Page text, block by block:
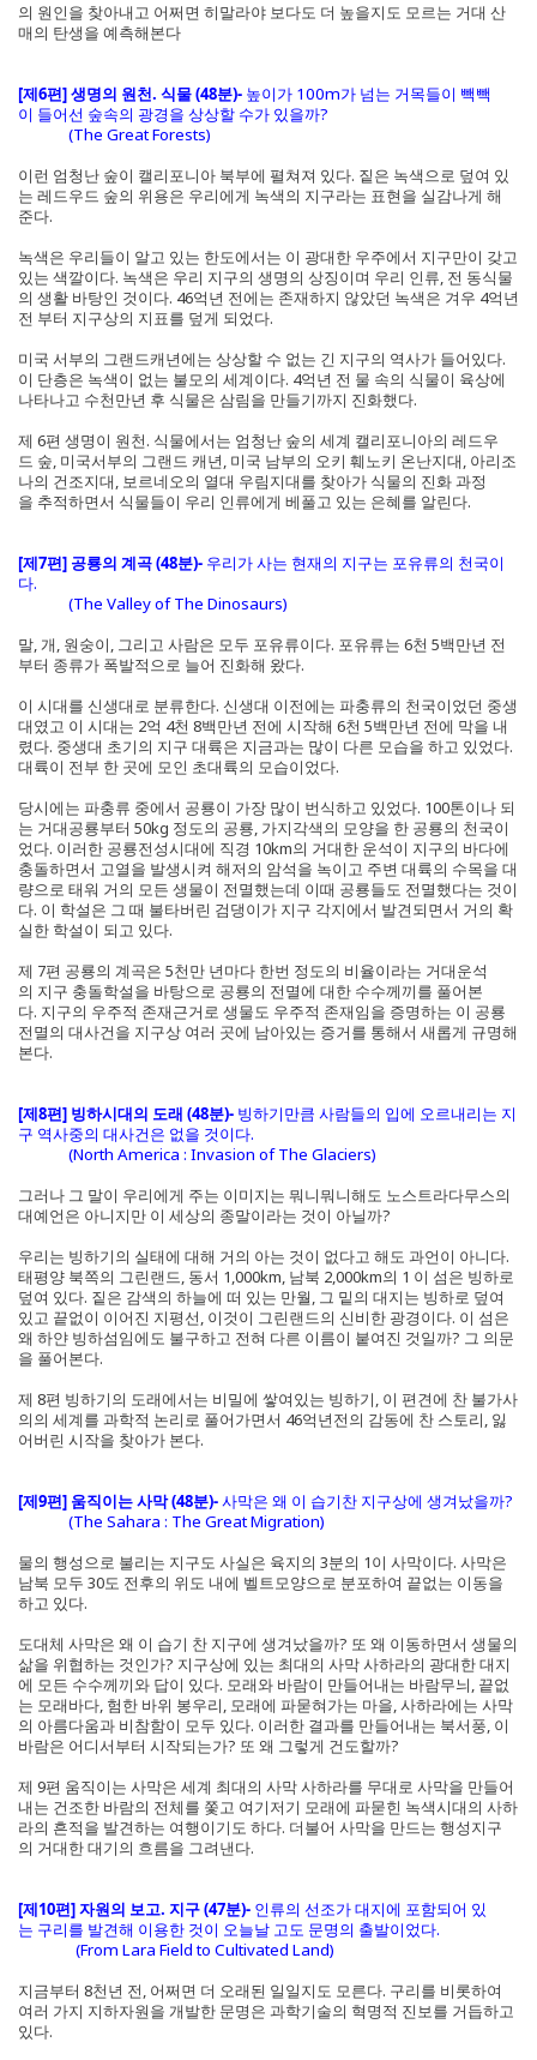
의 원인을 찾아내고 어쩌면 히말라야 보다도 더 높을지도 모르는 거대 산
매의 탄생을 예측해본다
[제6편] 생명의 원천. 식물 (48분)- 높이가 100m가 넘는 거목들이 빽빽
이 들어선 숲속의 광경을 상상할 수가 있을까?
(The Great Forests)
이런 엄청난 숲이 캘리포니아 북부에 펼쳐져 있다. 짙은 녹색으로 덮여 있
는 레드우드 숲의 위용은 우리에게 녹색의 지구라는 표현을 실감나게 해
준다.
녹색은 우리들이 알고 있는 한도에서는 이 광대한 우주에서 지구만이 갖고
있는 색깔이다. 녹색은 우리 지구의 생명의 상징이며 우리 인류, 전 동식물
의 생활 바탕인 것이다. 46억년 전에는 존재하지 않았던 녹색은 겨우 4억년
전 부터 지구상의 지표를 덮게 되었다.
미국 서부의 그랜드캐년에는 상상할 수 없는 긴 지구의 역사가 들어있다.
이 단층은 녹색이 없는 불모의 세계이다. 4억년 전 물 속의 식물이 육상에
나타나고 수천만년 후 식물은 삼림을 만들기까지 진화했다.
제 6편 생명이 원천. 식물에서는 엄청난 숲의 세계 캘리포니아의 레드우
드 숲, 미국서부의 그랜드 캐년, 미국 남부의 오키 훼노키 온난지대, 아리조
나의 건조지대, 보르네오의 열대 우림지대를 찾아가 식물의 진화 과정
을 추적하면서 식물들이 우리 인류에게 베풀고 있는 은혜를 알린다.
[제7편] 공룡의 계곡 (48분)- 우리가 사는 현재의 지구는 포유류의 천국이
다.
(The Valley of The Dinosaurs)
말, 개, 원숭이, 그리고 사람은 모두 포유류이다. 포유류는 6천 5백만년 전
부터 종류가 폭발적으로 늘어 진화해 왔다.
이 시대를 신생대로 분류한다. 신생대 이전에는 파충류의 천국이었던 중생
대였고 이 시대는 2억 4천 8백만년 전에 시작해 6천 5백만년 전에 막을 내
렸다. 중생대 초기의 지구 대륙은 지금과는 많이 다른 모습을 하고 있었다.
대륙이 전부 한 곳에 모인 초대륙의 모습이었다.
당시에는 파충류 중에서 공룡이 가장 많이 번식하고 있었다. 100톤이나 되
는 거대공룡부터 50kg 정도의 공룡, 가지각색의 모양을 한 공룡의 천국이
었다. 이러한 공룡전성시대에 직경 10km의 거대한 운석이 지구의 바다에
충돌하면서 고열을 발생시켜 해저의 암석을 녹이고 주변 대륙의 수목을 대
량으로 태워 거의 모든 생물이 전멸했는데 이때 공룡들도 전멸했다는 것이
다. 이 학설은 그 때 불타버린 검댕이가 지구 각지에서 발견되면서 거의 확
실한 학설이 되고 있다.
제 7편 공룡의 계곡은 5천만 년마다 한번 정도의 비율이라는 거대운석
의 지구 충돌학설을 바탕으로 공룡의 전멸에 대한 수수께끼를 풀어본
다. 지구의 우주적 존재근거로 생물도 우주적 존재임을 증명하는 이 공룡
전멸의 대사건을 지구상 여러 곳에 남아있는 증거를 통해서 새롭게 규명해
본다.
[제8편] 빙하시대의 도래 (48분)- 빙하기만큼 사람들의 입에 오르내리는 지
구 역사중의 대사건은 없을 것이다.
(North America : Invasion of The Glaciers)
그러나 그 말이 우리에게 주는 이미지는 뭐니뭐니해도 노스트라다무스의
대예언은 아니지만 이 세상의 종말이라는 것이 아닐까?
우리는 빙하기의 실태에 대해 거의 아는 것이 없다고 해도 과언이 아니다.
태평양 북쪽의 그린랜드, 동서 1,000km, 남북 2,000km의 1 이 섬은 빙하로
덮여 있다. 짙은 감색의 하늘에 떠 있는 만월, 그 밑의 대지는 빙하로 덮여
있고 끝없이 이어진 지평선, 이것이 그린랜드의 신비한 광경이다. 이 섬은
왜 하얀 빙하섬임에도 불구하고 전혀 다른 이름이 붙여진 것일까? 그 의문
을 풀어본다.
제 8편 빙하기의 도래에서는 비밀에 쌓여있는 빙하기, 이 편견에 찬 불가사
의의 세계를 과학적 논리로 풀어가면서 46억년전의 감동에 찬 스토리, 잃
어버린 시작을 찾아가 본다.
[제9편] 움직이는 사막 (48분)-사막은 왜 이 습기찬 지구상에 생겨났을까?
(The Sahara : The Great Migration)
물의 행성으로 불리는 지구도 사실은 육지의 3분의 1이 사막이다. 사막은
남북 모두 30도 전후의 위도 내에 벨트모양으로 분포하여 끝없는 이동을
하고 있다.
도대체 사막은 왜 이 습기 찬 지구에 생겨났을까? 또 왜 이동하면서 생물의
삶을 위협하는 것인가? 지구상에 있는 최대의 사막 사하라의 광대한 대지
에 모든 수수께끼와 답이 있다. 모래와 바람이 만들어내는 바람무늬, 끝없
는 모래바다, 험한 바위 봉우리, 모래에 파묻혀가는 마을, 사하라에는 사막
의 아름다움과 비참함이 모두 있다. 이러한 결과를 만들어내는 북서풍, 이
바람은 어디서부터 시작되는가? 또 왜 그렇게 건도할까?
제 9편 움직이는 사막은 세계 최대의 사막 사하라를 무대로 사막을 만들어
내는 건조한 바람의 전체를 쫓고 여기저기 모래에 파묻힌 녹색시대의 사하
라의 흔적을 발견하는 여행이기도 하다. 더불어 사막을 만드는 행성지구
의 거대한 대기의 흐름을 그려낸다.
[제10편] 자원의 보고. 지구 (47분)- 인류의 선조가 대지에 포함되어 있
는 구리를 발견해 이용한 것이 오늘날 고도 문명의 출발이었다.
(From Lara Field to Cultivated Land)
지금부터 8천년 전, 어쩌면 더 오래된 일일지도 모른다. 구리를 비롯하여
여러 가지 지하자원을 개발한 문명은 과학기술의 혁명적 진보를 거듭하고
있다.